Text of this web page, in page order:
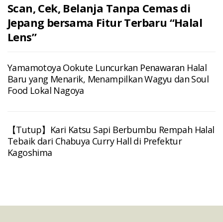
Scan, Cek, Belanja Tanpa Cemas di
Jepang bersama Fitur Terbaru “Halal
Lens”
Yamamotoya Ookute Luncurkan Penawaran Halal
Baru yang Menarik, Menampilkan Wagyu dan Soul
Food Lokal Nagoya
【Tutup】Kari Katsu Sapi Berbumbu Rempah Halal
Tebaik dari Chabuya Curry Hall di Prefektur
Kagoshima